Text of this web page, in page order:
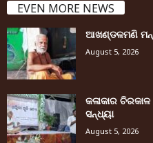
EVEN MORE NEWS
ଆଖଣ୍ଡଳମଣି
August 5, 2026
କଳାକାର
ସନ୍ଧ୍ୟା
August 5, 2026